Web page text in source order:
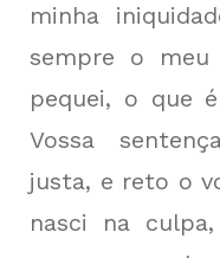
minha
sempre o meu
pequei, o que
Vossa
justa, e reto o
nasci na